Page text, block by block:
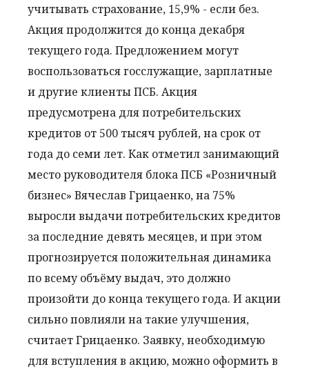
учитывать страхование, 15,9% - если без.
Акция продолжится до конца декабря
текущего года. Предложением могут
воспользоваться госслужащие, зарплатные
и другие клиенты ПСБ. Акция
предусмотрена для потребительских
кредитов от 500 тысяч рублей, на срок от
года до семи лет. Как отметил занимающий
место руководителя блока ПСБ «Розничный
бизнес» Вячеслав Грицаенко, на 75%
выросли выдачи потребительских кредитов
за последние девять месяцев, и при этом
прогнозируется положительная динамика
по всему объёму выдач, это должно
произойти до конца текущего года. И акции
сильно повлияли на такие улучшения,
считает Грицаенко. Заявку, необходимую
для вступления в акцию, можно оформить в